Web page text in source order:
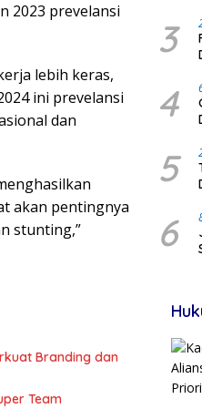
2023 prevelansi
lebih keras,
ini prevelansi
dan
akan pentingnya
stunting,”
Branding dan
Team
3
4
5
6